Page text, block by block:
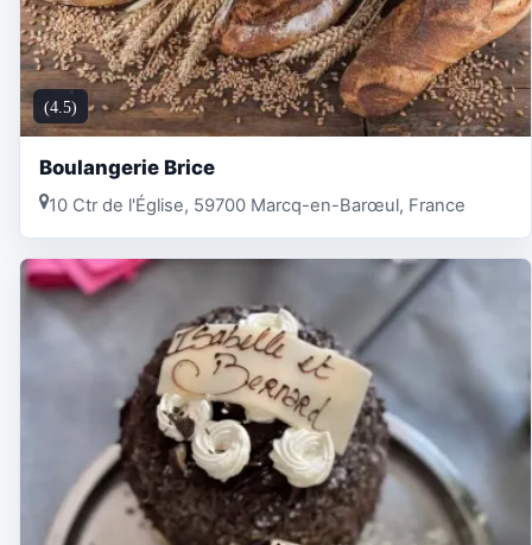
(4.5)
Boulangerie Brice
10 Ctr de l'Église, 59700 Marcq-en-Barœul, France